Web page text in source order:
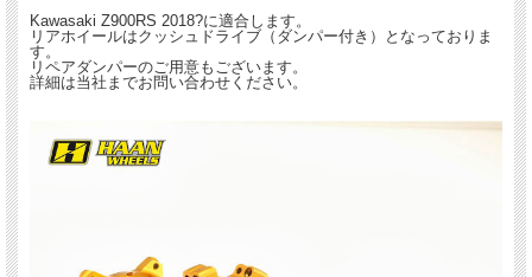
Kawasaki Z900RS 2018?に適合します。
リアホイールはクッシュドライブ（ダンパー付き）となっておりま
す。
リペアダンパーのご用意もございます。
詳細は当社までお問い合わせください。